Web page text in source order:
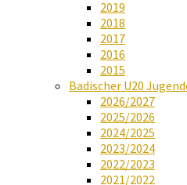
2019
2018
2017
2016
2015
Badischer U20
2026/2027
2025/2026
2024/2025
2023/2024
2022/2023
2021/2022